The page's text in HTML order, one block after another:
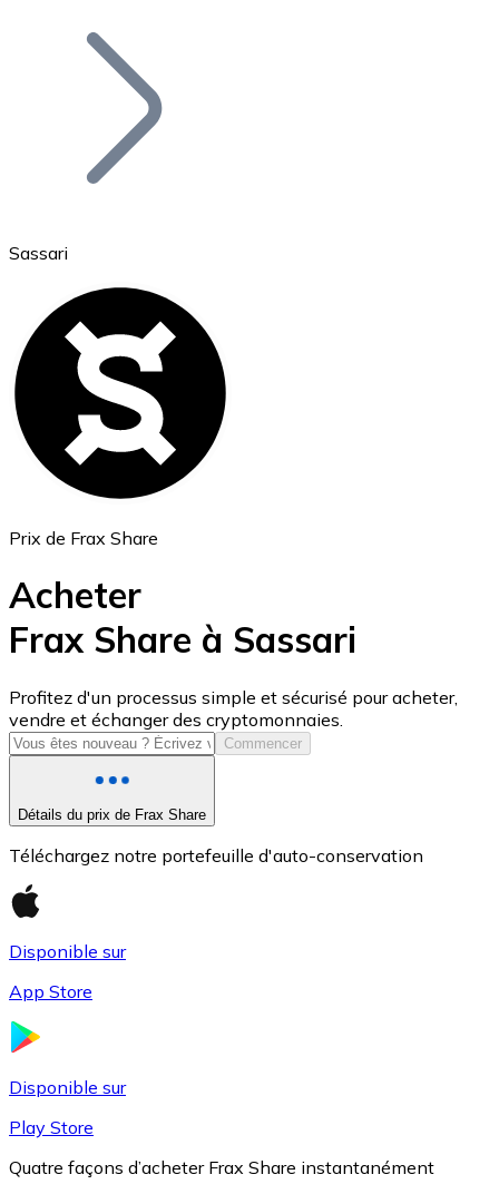
Bitcoin
Ethereum
USD Coin
USDC
Sassari
Prix de Frax Share
Acheter
Frax Share à Sassari
Profitez d'un processus simple et sécurisé pour acheter,
vendre et échanger des cryptomonnaies.
Commencer
Détails du prix de Frax Share
Téléchargez notre portefeuille d'auto-conservation
Disponible sur
App Store
Disponible sur
Play Store
Quatre façons d’acheter Frax Share instantanément